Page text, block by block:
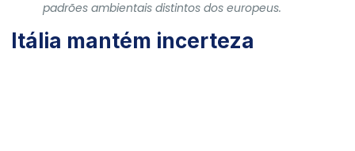
padrões ambientais distintos dos europeus.
Itália mantém incerteza